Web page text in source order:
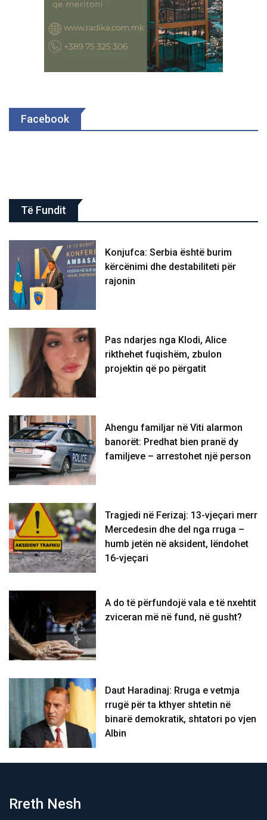
Facebook
Të Fundit
Konjufca: Serbia është burim
kërcënimi dhe destabiliteti për
rajonin
Pas ndarjes nga Klodi, Alice
rikthehet fuqishëm, zbulon
projektin që po përgatit
Ahengu familjar në Viti alarmon
banorët: Predhat bien pranë dy
familjeve – arrestohet një person
Tragjedi në Ferizaj: 13-vjeçari merr
Mercedesin dhe del nga rruga –
humb jetën në aksident, lëndohet
16-vjeçari
A do të përfundojë vala e të nxehtit
zviceran më në fund, në gusht?
Daut Haradinaj: Rruga e vetmja
rrugë për ta kthyer shtetin në
binarë demokratik, shtatori po vjen
Albin
Rreth Nesh